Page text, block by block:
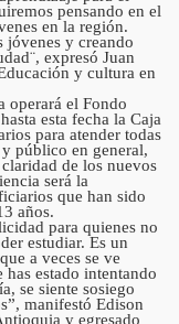
pensando en el
en la región.
jóvenes y creando
expresó Juan
y cultura en
operará el Fondo
esta fecha la Caja
para atender todas
público en general,
de los nuevos
será la
que han sido
años.
para quienes no
estudiar. Es un
a veces se ve
estado intentando
se siente sosiego
manifestó Edison
y egresado